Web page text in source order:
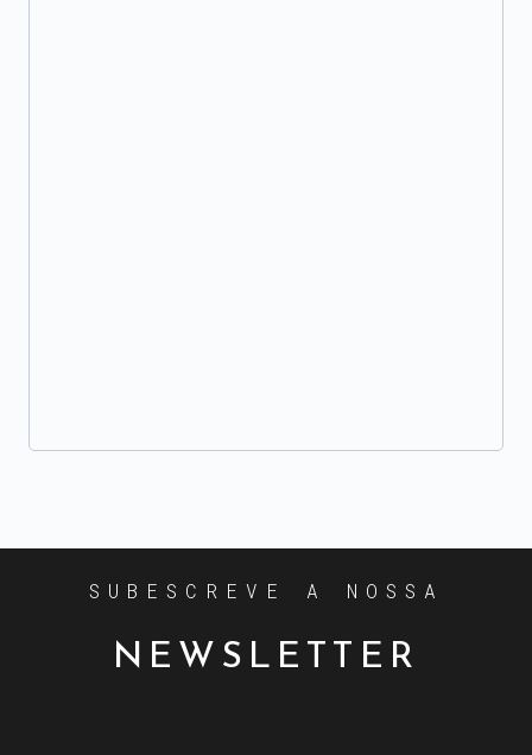
SUBESCREVE A NOSSA
NEWSLETTER